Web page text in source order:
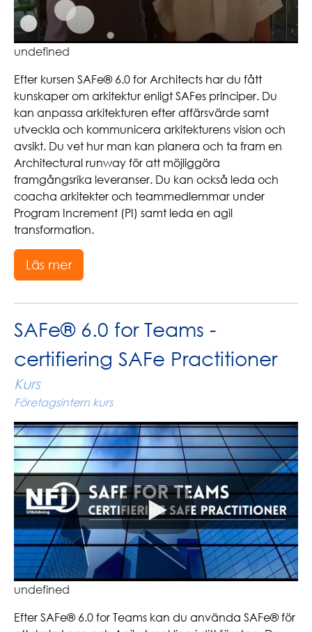
undefined
Efter kursen SAFe® 6.0 for Architects har du fått
kunskaper om arkitektur enligt SAFes principer. Du
kan anpassa arkitekturen efter affärsvärde samt
utveckla och kommunicera arkitekturens vision och
avsikt. Du vet hur man kan planera och ta fram en
Architectural runway för att möjliggöra
framgångsrika leveranser. Du kan också leda och
coacha arkitekter och teammedlemmar under
Program Increment (PI) samt leda en agil
transformation.
Läs mer
SAFe® 6.0 for Teams -
certifiering SAFe Practitioner
Kurs
Företagsintern kurs
undefined
Efter SAFe® 6.0 for Teams kan du använda SAFe® för